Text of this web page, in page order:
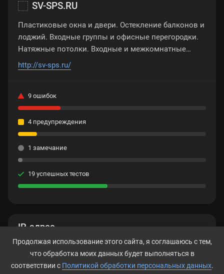
IP-адрес
83.69.230.34
SV-SPS.RU
Пластиковые окна и двери. Остекление балконов и
лоджий. Входные группы и офисные перегородки.
Натяжные потолки. Входные и межкомнатные
двери. Жалюзи, рольставни
http://sv-sps.ru/
9 ошибок
4 предупреждения
1 замечание
19 успешных тестов
Продолжая использование этого сайта, я соглашаюсь с тем,
что обработка моих данных будет выполняться в
соответствии с Политикой обработки персональных данных.